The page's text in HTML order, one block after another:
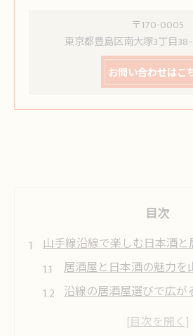
〒170-0005
東京都豊島区南大塚3丁目
お問い合わせはこ
目次
山手線沿線で楽しむ日本酒
居酒屋と日本酒の魅力を
沿線の居酒屋選びで広が
居酒屋で味わう日本酒の